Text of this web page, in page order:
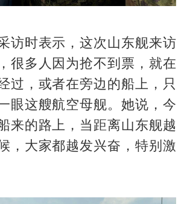
访时表示，这次山东舰来访
很多人因为抢不到票，就在
过，或者在旁边的船上，只
眼这艘航空母舰。她说，今
来的路上，当距离山东舰越
，大家都越发兴奋，特别激